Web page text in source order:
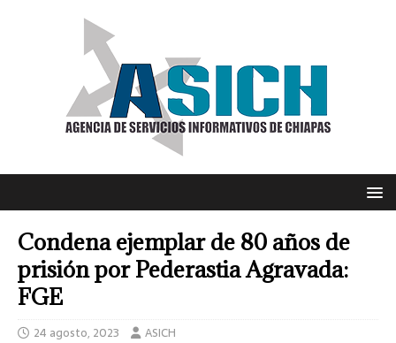
Condena ejemplar de 80 años de
prisión por Pederastia Agravada:
FGE
24 agosto, 2023 ASICH